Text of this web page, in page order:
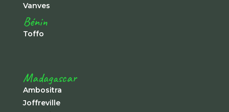
Vanves
Bénin
Toffo
Madagascar
Ambositra
Joffreville